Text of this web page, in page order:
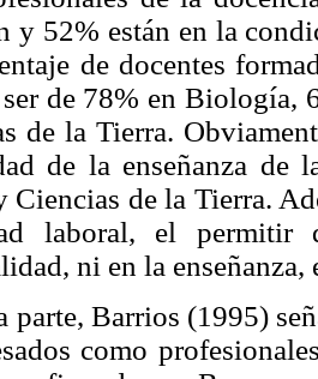
y 52% están en la
de docentes
de 78% en Biología,
de la Tierra.
de la enseñanza de
Ciencias de la Tierra.
laboral, el permitir
ni en la
parte, Barrios (1995)
como